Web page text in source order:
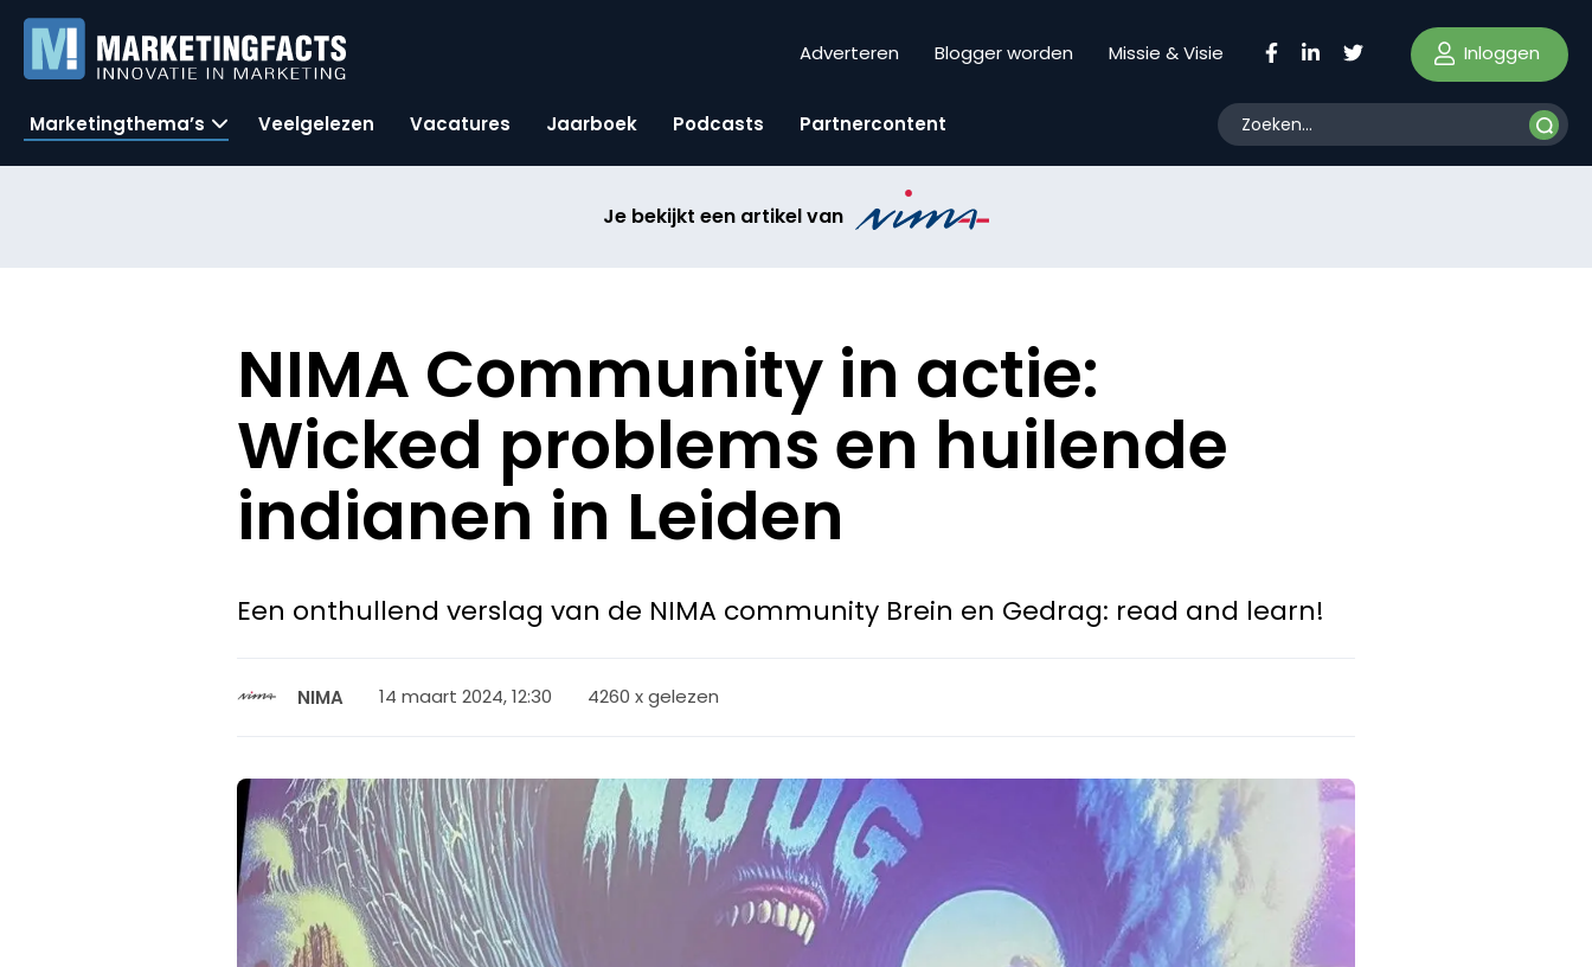
Adverteren Blogger worden Missie & Visie Inloggen
Marketingthema’s Veelgelezen Vacatures Jaarboek Podcasts Partnercontent
Je bekijkt een artikel van
NIMA Community in actie:
Wicked problems en huilende
indianen in Leiden
Een onthullend verslag van de NIMA community Brein en Gedrag: read and learn!
NIMA 14 maart 2024, 12:30 4260 x gelezen